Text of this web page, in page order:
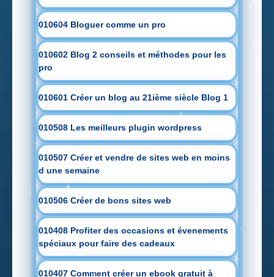
010604 Bloguer comme un pro
010602 Blog 2 conseils et méthodes pour les
pro
010601 Créer un blog au 21ième siècle Blog 1
010508 Les meilleurs plugin wordpress
010507 Créer et vendre de sites web en moins
d une semaine
010506 Créer de bons sites web
010408 Profiter des occasions et évenements
spéciaux pour faire des cadeaux
010407 Comment créer un ebook gratuit à